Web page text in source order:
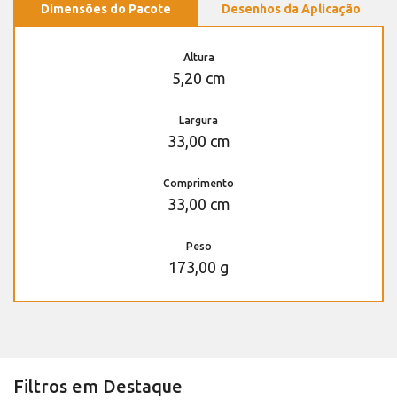
Dimensões do Pacote Desenhos da Aplicação
Altura
5,20 cm
Largura
33,00 cm
Comprimento
33,00 cm
Peso
173,00 g
Filtros em Destaque